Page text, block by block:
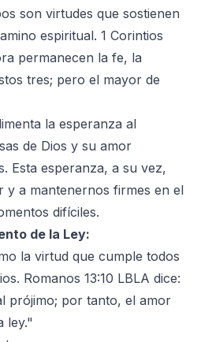
son virtudes que sostienen
espiritual. 1 Corintios
permanecen la fe, la
tres; pero el mayor de
la esperanza al
de Dios y su amor
Esta esperanza, a su vez,
y a mantenernos firmes en el
difíciles.
de la Ley:
la virtud que cumple todos
Romanos 13:10 LBLA dice:
prójimo; por tanto, el amor
ley."